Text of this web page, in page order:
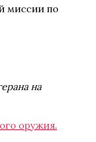
миссии по
на
оружия.